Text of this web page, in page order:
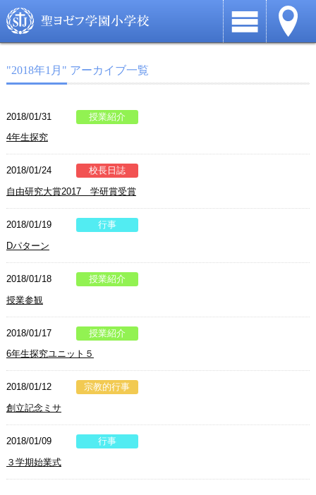
"2018年1月" アーカイブ一覧
2018/01/31
授業紹介
4年生探究
2018/01/24
校長日誌
自由研究大賞2017 学研賞受賞
2018/01/19
行事
Dパターン
2018/01/18
授業紹介
授業参観
2018/01/17
授業紹介
6年生探究ユニット５
2018/01/12
宗教的行事
創立記念ミサ
2018/01/09
行事
３学期始業式